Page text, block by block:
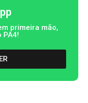
primeira mão,
PA4!